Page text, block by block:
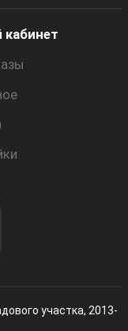
участка, 2013-